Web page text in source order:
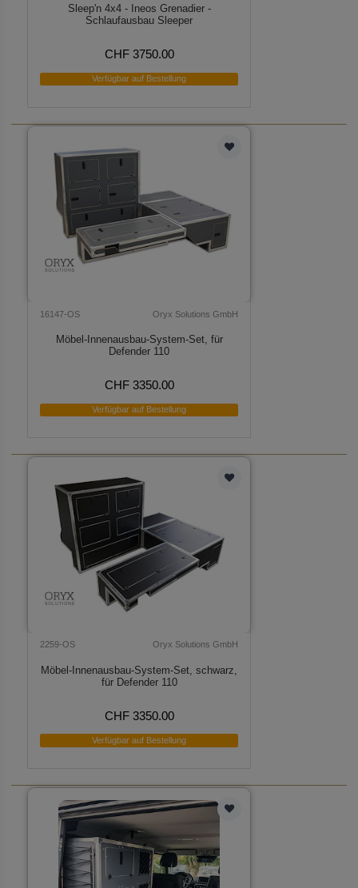
Sleep'n 4x4 - Ineos Grenadier -
Schlaufausbau Sleeper
CHF 3750.00
Verfügbar auf Bestellung
16147-OS Oryx Solutions GmbH
Möbel-Innenausbau-System-Set, für
Defender 110
CHF 3350.00
Verfügbar auf Bestellung
2259-OS Oryx Solutions GmbH
Möbel-Innenausbau-System-Set, schwarz,
für Defender 110
CHF 3350.00
Verfügbar auf Bestellung